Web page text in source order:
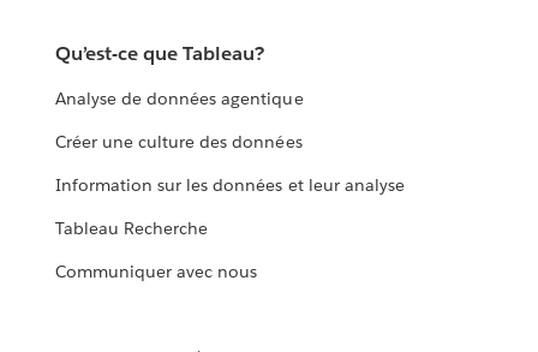
Qu’est-ce que Tableau?
Analyse de données agentique
Créer une culture des données
Information sur les données et leur analyse
Tableau Recherche
Communiquer avec nous